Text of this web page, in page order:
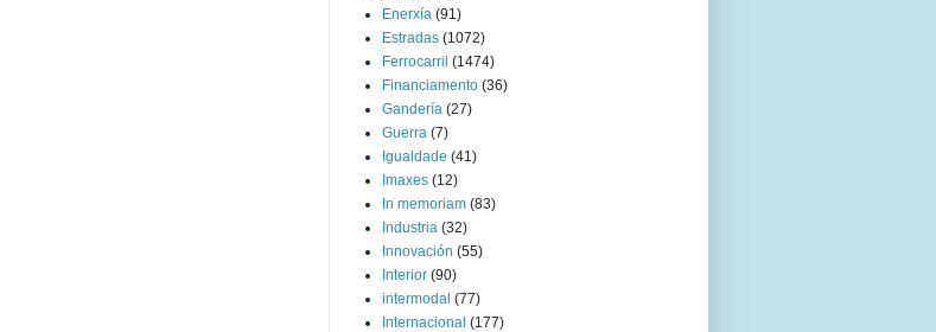
Enerxía (91)
Estradas (1072)
Ferrocarril (1474)
Financiamento (36)
Gandería (27)
Guerra (7)
Igualdade (41)
Imaxes (12)
In memoriam (83)
Industria (32)
Innovación (55)
Interior (90)
intermodal (77)
Internacional (177)